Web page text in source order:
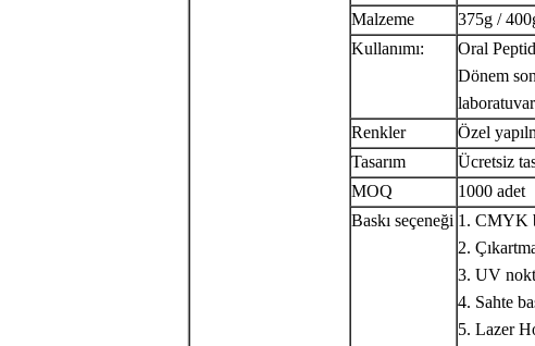
Malzeme
375g /
Kullanımı:
Oral
Dönem
Renkler
Özel
Tasarım
Ücretsiz
MOQ
1000 adet
Baskı seçeneği 1. CMYK
2.
3. UV
4. Sahte
5. Lazer